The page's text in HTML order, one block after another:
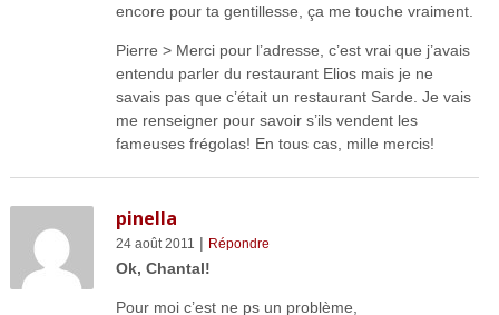
encore pour ta gentillesse, ça me touche vraiment.
Pierre > Merci pour l’adresse, c’est vrai que j’avais
entendu parler du restaurant Elios mais je ne
savais pas que c’était un restaurant Sarde. Je vais
me renseigner pour savoir s’ils vendent les
fameuses frégolas! En tous cas, mille mercis!
pinella
24 août 2011 | Répondre
Ok, Chantal!
Pour moi c’est ne ps un problème,